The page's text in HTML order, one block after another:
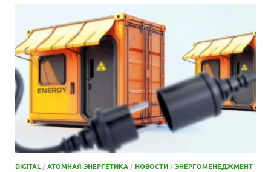
DIGITAL/АТОМНАЯ ЭНЕРГЕТИКА/НОВОСТИ/ЭНЕРГОМЕНЕДЖМЕНТ